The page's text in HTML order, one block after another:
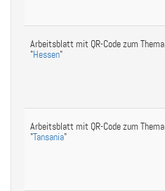
Arbeitsblatt mit QR-Code zum Thema
"Hessen"
Arbeitsblatt mit QR-Code zum Thema
"Tansania"